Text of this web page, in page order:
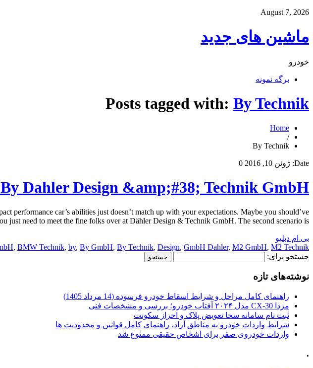
August 7, 2026
ماشین های جدید
خودرو
برگه نمونه
Posts tagged with: By Technik
Home
/
By Technik
Date: ژوئن 10, 2016 0
Dahler Design &amp;#38; Technik GmbH
car’s abilities just doesn’t match up with your expectations. Maybe you should’ve
just need to meet the fine folks over at Dähler Design & Technik GmbH. The second scenario is […]
بی ام دبلیو
, BMW Technik, by, By GmbH, By Technik, Design, GmbH Dahler, M2 GmbH, M2 Technik
جستجو برای:
نوشته‌های تازه
راهنمای کامل مراحل و شرایط اسقاط خودرو فرسوده (14 مرداد 1405)
مزدا CX-30 مدل ۲۰۲۴ آفتاب خودرو؛ بررسی و مشخصات فنی
ثبت نام سامانه سخا تعویض پلاک و احراز سکونت
شرایط واردات خودرو به مناطق آزاد، راهنمای کامل قوانین و محدودیت ها
واردات خودروی صفر برای اشخاص حقیقی ممنوع شد
.